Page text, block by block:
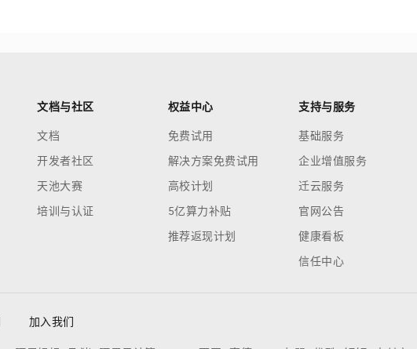
文档与社区
文档
开发者社区
天池大赛
培训与认证
权益中心
免费试用
解决方案免费试用
高校计划
5亿算力补贴
推荐返现计划
支持与服务
基础服务
企业增值服务
迁云服务
官网公告
健康看板
信任中心
加入我们